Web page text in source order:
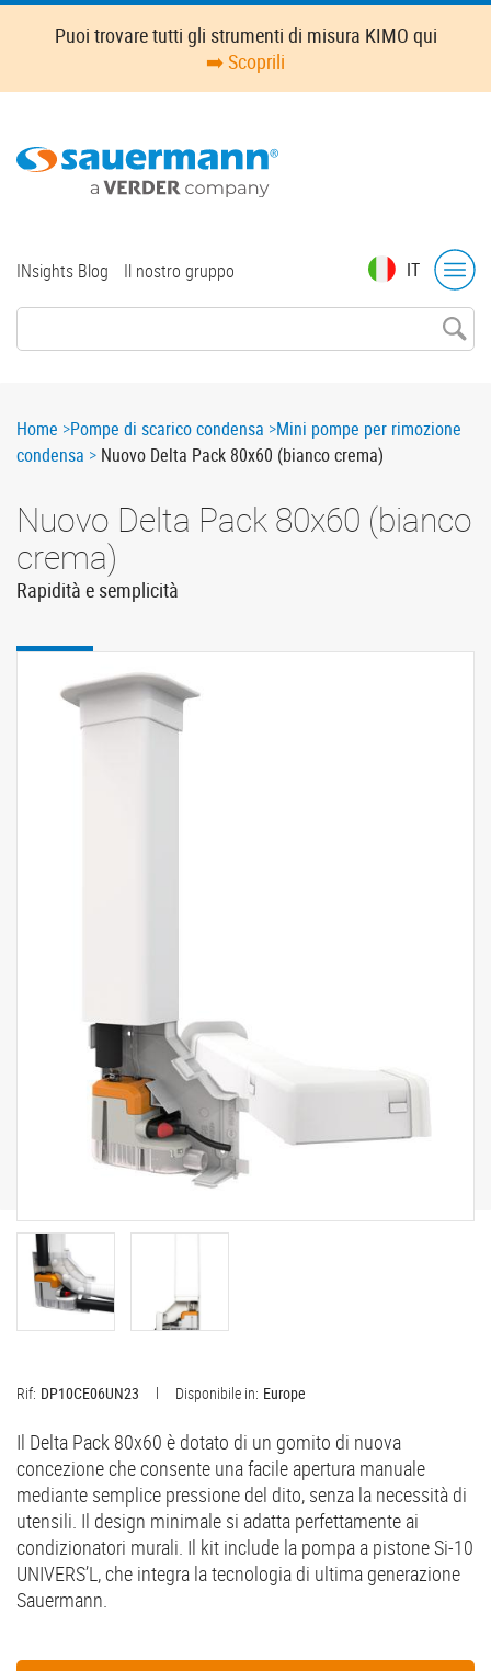
Skip
content
Puoi trovare tutti gli strumenti di misura KIMO qui
➡️ Scoprili
IT
Top
INsights Blog Il nostro gruppo
Breadcrumb
Home Pompe di scarico condensa Mini pompe per rimozione
condensa
Nuovo Delta Pack 80x60 (bianco crema)
Nuovo Delta Pack 80x60 (bianco
crema)
Rapidità e semplicità
Disponibile in: Europe
Rif: DP10CE06UN23
Il Delta Pack 80x60 è dotato di un gomito di nuova
concezione che consente una facile apertura manuale
mediante semplice pressione del dito, senza la necessità di
utensili. Il design minimale si adatta perfettamente ai
condizionatori murali. Il kit include la pompa a pistone Si-10
UNIVERS’L, che integra la tecnologia di ultima generazione
Sauermann.